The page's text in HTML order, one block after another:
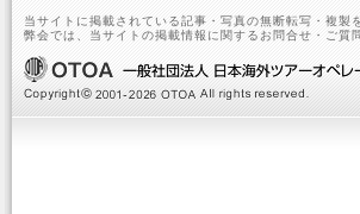
当サイトに掲載されている記事・写真の無断転写・複
弊会では、当サイトの掲載情報に関するお問合せ・ご